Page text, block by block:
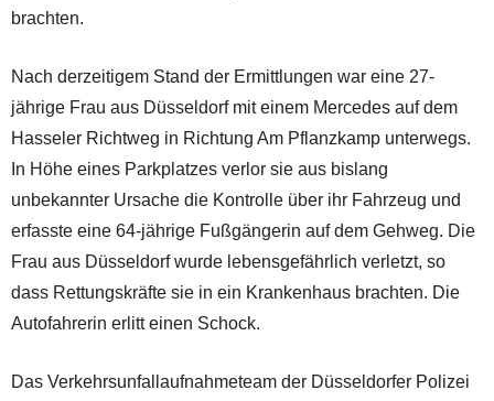
brachten.
Nach derzeitigem Stand der Ermittlungen war eine 27-
jährige Frau aus Düsseldorf mit einem Mercedes auf dem
Hasseler Richtweg in Richtung Am Pflanzkamp unterwegs.
In Höhe eines Parkplatzes verlor sie aus bislang
unbekannter Ursache die Kontrolle über ihr Fahrzeug und
erfasste eine 64-jährige Fußgängerin auf dem Gehweg. Die
Frau aus Düsseldorf wurde lebensgefährlich verletzt, so
dass Rettungskräfte sie in ein Krankenhaus brachten. Die
Autofahrerin erlitt einen Schock.
Das Verkehrsunfallaufnahmeteam der Düsseldorfer Polizei